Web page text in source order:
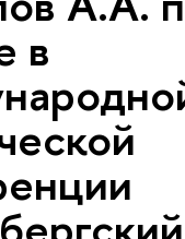
в